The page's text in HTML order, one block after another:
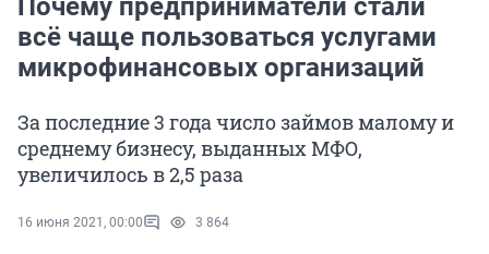
Почему предприниматели стали
всё чаще пользоваться услугами
микрофинансовых организаций
За последние 3 года число займов малому и
среднему бизнесу, выданных МФО,
увеличилось в 2,5 раза
16 июня 2021, 00:00 3 864